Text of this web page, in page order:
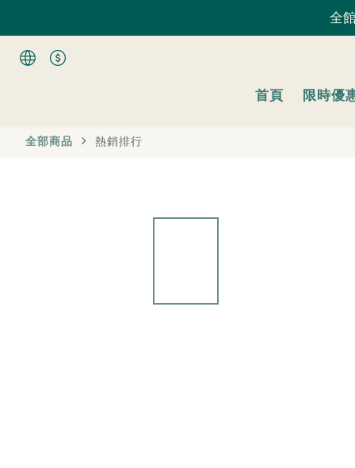
全
全
首頁 限時優
全部商品 熱銷排行